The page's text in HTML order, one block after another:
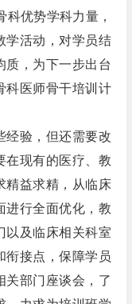
优势学科力量，
学活动，对学员结
质，为下一步出台
科医师骨干培训计
验，但还需要改
在现有的医疗、教
精益求精，从临床
进行全面优化，教
以及临床相关科室
衔接点，保障学员
关部门座谈会，了